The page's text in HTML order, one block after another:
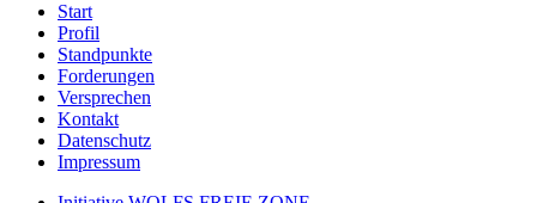
Start
Profil
Standpunkte
Forderungen
Versprechen
Kontakt
Datenschutz
Impressum